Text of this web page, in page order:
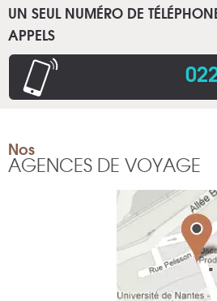
UN SEUL NUMÉRO DE
APPELS
Nos
AGENCES DE VOYAGE